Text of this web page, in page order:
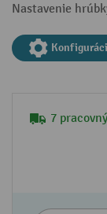
Nastavenie
7